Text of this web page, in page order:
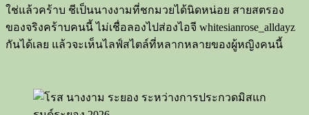
ใช่แล้วคร้าบ ชีเป็นนางงามที่ชกมวยได้นิดหน่อย สายสตรอง
ของจริงคร้าบคนนี้ ไม่เชื่อลองไปส่องไอจี whitesianrose_alldayz
กันได้เลย แล้วจะเห็นไลฟ์สไตล์ที่หลากหลายของผู้หญิงคนนี้